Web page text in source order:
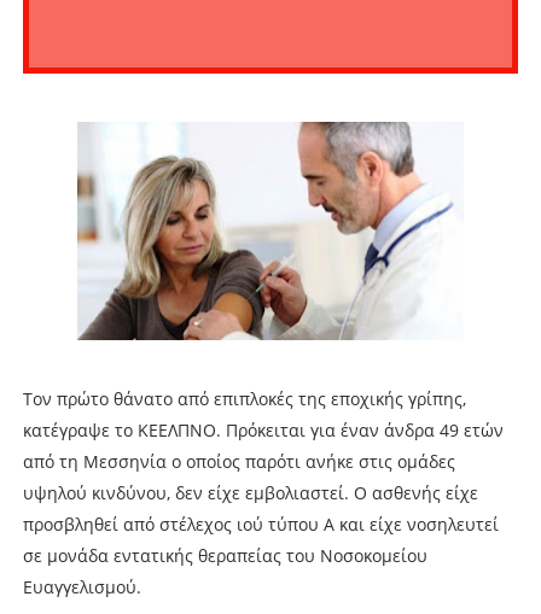
Τον πρώτο θάνατο από επιπλοκές της εποχικής γρίπης,
κατέγραψε το ΚΕΕΛΠΝΟ. Πρόκειται για έναν άνδρα 49 ετών
από τη Μεσσηνία ο οποίος παρότι ανήκε στις ομάδες
υψηλού κινδύνου, δεν είχε εμβολιαστεί. Ο ασθενής είχε
προσβληθεί από στέλεχος ιού τύπου Α και είχε νοσηλευτεί
σε μονάδα εντατικής θεραπείας του Νοσοκομείου
Ευαγγελισμού.